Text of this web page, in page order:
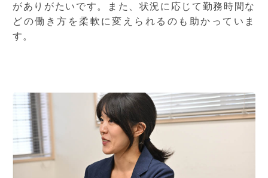
がありがたいです。また、状況に応じて勤務時間な
どの働き方を柔軟に変えられるのも助かっていま
す。